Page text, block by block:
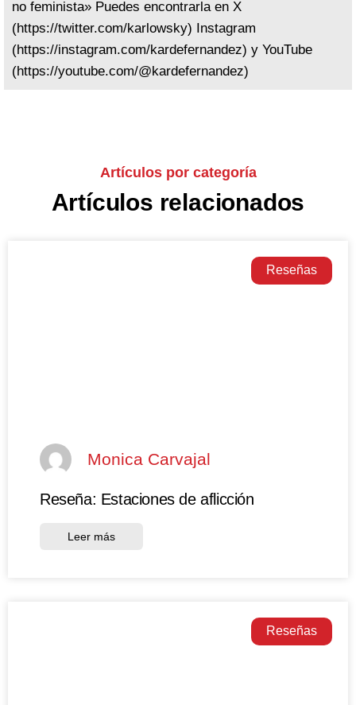
no feminista» Puedes encontrarla en X
(https://twitter.com/karlowsky) Instagram
(https://instagram.com/kardefernandez) y YouTube
(https://youtube.com/@kardefernandez)
Artículos por categoría
Artículos relacionados
Reseñas
Monica Carvajal
Reseña: Estaciones de aflicción
Leer más
Reseñas